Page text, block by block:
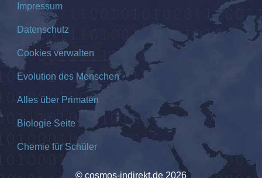
Impressum
Datenschutz
Cookies verwalten
Evolution des Menschen
Alles über Primaten
Biologie Seite
Chemie für Schüler
© cosmos-indirekt.de 2026